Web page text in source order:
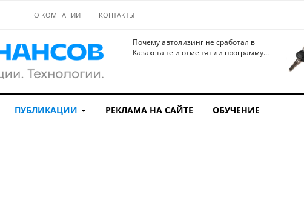
О КОМПАНИИ КОНТАКТЫ
Почему автолизинг не сработал в
Казахстане и отменят ли программу...
ПУБЛИКАЦИИ РЕКЛАМА НА САЙТЕ ОБУЧЕНИЕ